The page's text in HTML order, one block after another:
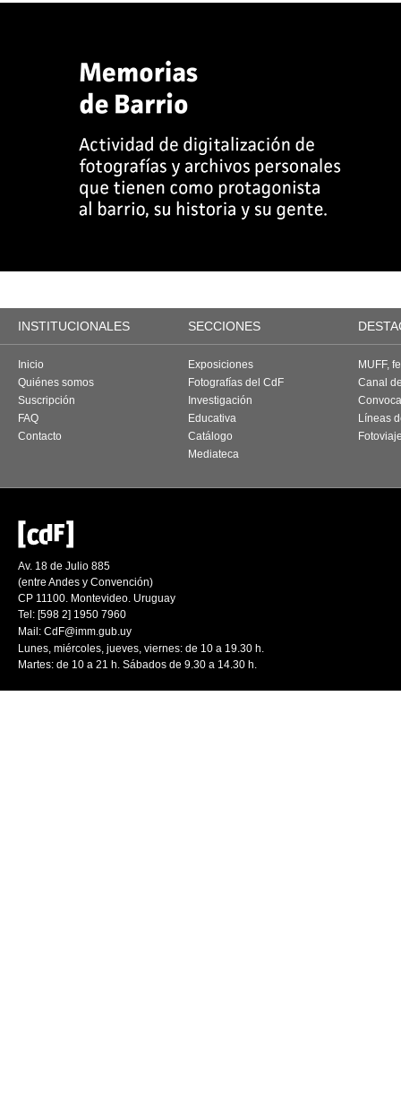
INSTITUCIONALES SECCIONES
Inicio
Quiénes somos
Suscripción
FAQ
Contacto
Exposiciones
Fotografías del CdF
Investigación
Educativa
Catálogo
Mediateca
MUFF,
Canal
Líneas
Av. 18 de Julio 885
(entre Andes y Convención)
CP 11100. Montevideo. Uruguay
Tel: [598 2] 1950 7960
Mail: CdF@imm.gub.uy
Lunes, miércoles, jueves, viernes: de 10 a 19.30 h.
Martes: de 10 a 21 h. Sábados de 9.30 a 14.30 h.